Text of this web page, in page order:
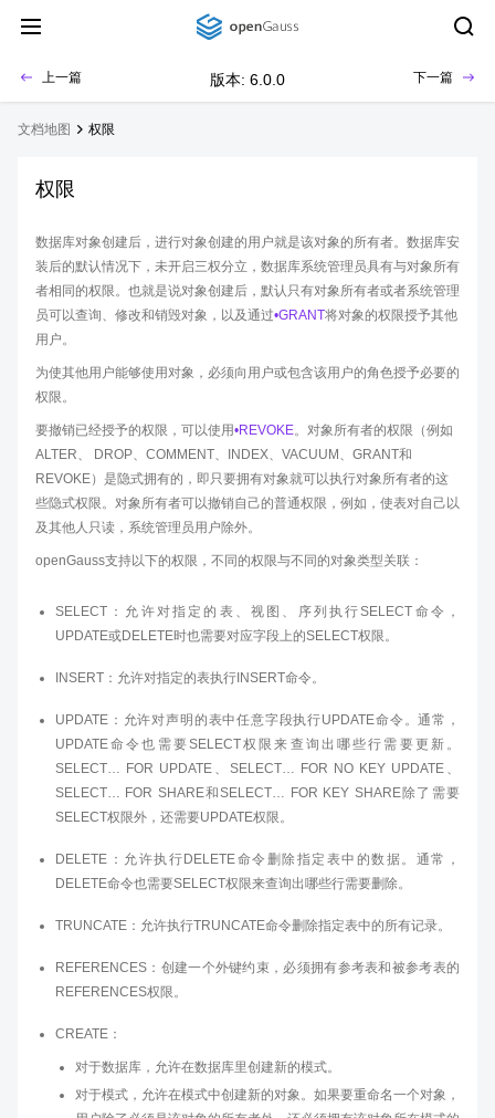
上一篇 版本: 6.0.0 下一篇
文档地图 权限
权限
数据库对象创建后，进行对象创建的用户就是该对象的所有者。数据库安
装后的默认情况下，未开启三权分立，数据库系统管理员具有与对象所有
者相同的权限。也就是说对象创建后，默认只有对象所有者或者系统管理
员可以查询、修改和销毁对象，以及通过•GRANT将对象的权限授予其他
用户。
为使其他用户能够使用对象，必须向用户或包含该用户的角色授予必要的
权限。
要撤销已经授予的权限，可以使用•REVOKE。对象所有者的权限（例如
ALTER、 DROP、COMMENT、INDEX、VACUUM、GRANT和
REVOKE）是隐式拥有的，即只要拥有对象就可以执行对象所有者的这
些隐式权限。对象所有者可以撤销自己的普通权限，例如，使表对自己以
及其他人只读，系统管理员用户除外。
openGauss支持以下的权限，不同的权限与不同的对象类型关联：
SELECT：允许对指定的表、视图、序列执行SELECT命令，
UPDATE或DELETE时也需要对应字段上的SELECT权限。
INSERT：允许对指定的表执行INSERT命令。
UPDATE：允许对声明的表中任意字段执行UPDATE命令。通常，
UPDATE命令也需要SELECT权限来查询出哪些行需要更新。
SELECT… FOR UPDATE、SELECT… FOR NO KEY UPDATE、
SELECT… FOR SHARE和SELECT… FOR KEY SHARE除了需要
SELECT权限外，还需要UPDATE权限。
DELETE：允许执行DELETE命令删除指定表中的数据。通常，
DELETE命令也需要SELECT权限来查询出哪些行需要删除。
TRUNCATE：允许执行TRUNCATE命令删除指定表中的所有记录。
REFERENCES：创建一个外键约束，必须拥有参考表和被参考表的
REFERENCES权限。
CREATE：
对于数据库，允许在数据库里创建新的模式。
对于模式，允许在模式中创建新的对象。如果要重命名一个对象，